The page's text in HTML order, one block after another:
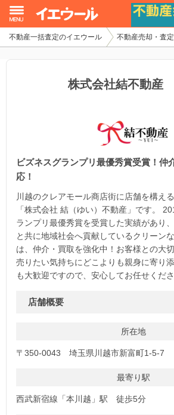
不動産一括査定のイエウール 不動産売却・査定
株式会社結不動産
ビズネスグランプリ最優秀賞受賞！仲
応！
川越のクレアモール商店街に店舗を構え
「株式会社 結（ゆい）不動産」です。
ランプリ最優秀賞を受賞した実績があり
と共に地域社会へ貢献しているクリーン
は、仲介・買取を強化中！お客様との大
売りたい気持ちにどこよりも親身に寄り
も大歓迎ですので、安心してお任せくださ
店舗概要
所在地
〒350-0043 埼玉県川越市新富町1-5-7
最寄り駅
西武新宿線「本川越」駅 徒歩5分
イエウール加盟希望の不動産会社様
不動産の売却・一括査定
家査定シミュレーター
お問い合わせ